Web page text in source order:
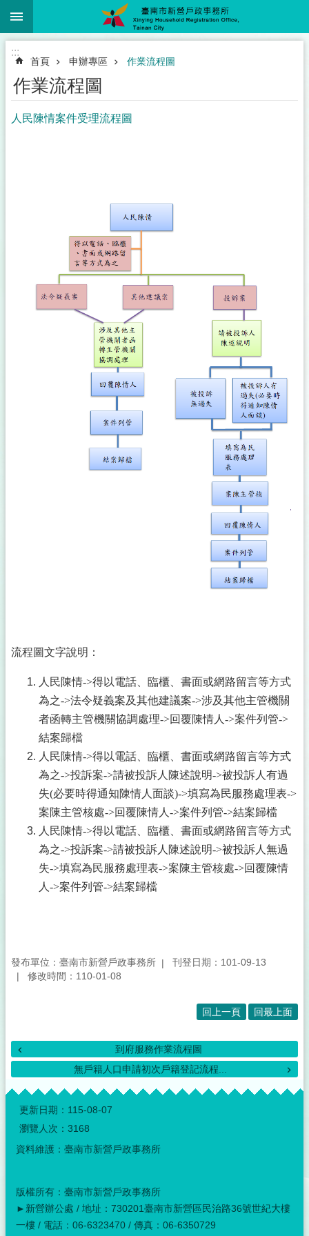
跳到主要內容區塊
:::
首頁 申辦專區 作業流程圖
作業流程圖
人民陳情案件受理流程圖
流程圖文字說明：
人民陳情->得以電話、臨櫃、書面或網路留言等方式
為之->法令疑義案及其他建議案->涉及其他主管機關
者函轉主管機關協調處理->回覆陳情人->案件列管->
結案歸檔
人民陳情->得以電話、臨櫃、書面或網路留言等方式
為之->投訴案->請被投訴人陳述說明->被投訴人有過
失(必要時得通知陳情人面談)->填寫為民服務處理表->
案陳主管核處->回覆陳情人->案件列管->結案歸檔
人民陳情->得以電話、臨櫃、書面或網路留言等方式
為之->投訴案->請被投訴人陳述說明->被投訴人無過
失->填寫為民服務處理表->案陳主管核處->回覆陳情
人->案件列管->結案歸檔
發布單位：臺南市新營戶政事務所
刊登日期：101-09-13
修改時間：110-01-08
回上一頁 回最上面
到府服務作業流程圖
無戶籍人口申請初次戶籍登記流程...
:::
更新日期： 115-08-07
瀏覽人次： 3168
資料維護：臺南市新營戶政事務所
版權所有：臺南市新營戶政事務所
►新營辦公處 / 地址：730201臺南市新營區民治路36號世紀大樓
一樓 / 電話：06-6323470 / 傳真：06-6350729